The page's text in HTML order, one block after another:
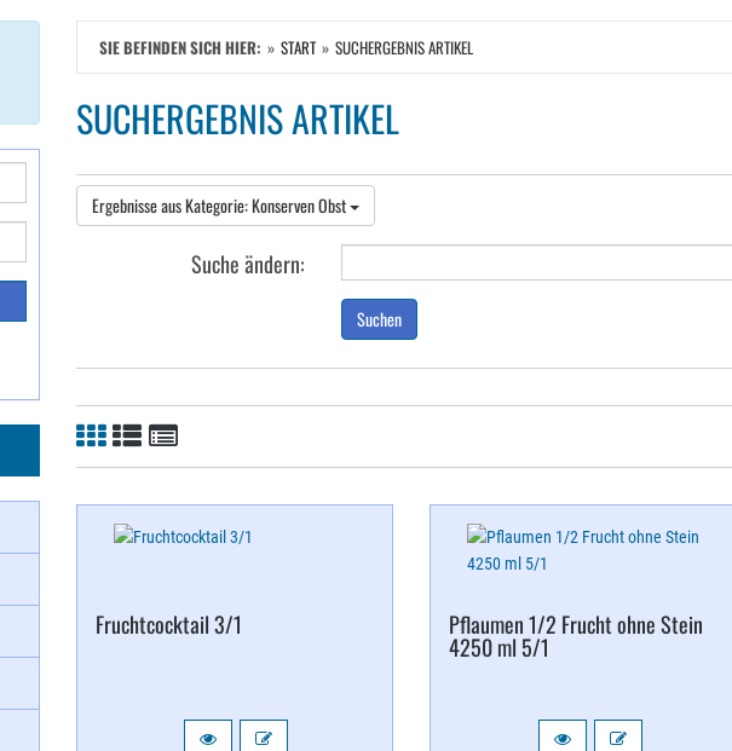
SIE BEFINDEN SICH HIER: START SUCHERGEBNIS ARTIKEL
SUCHERGEBNIS ARTIKEL
Ergebnisse aus Kategorie: Konserven Obst
Suche ändern:
Suchen
Fruchtcocktail 3/​1 Pflaumen 1/​2 Frucht ohne Stein
4250 ml 5/​1